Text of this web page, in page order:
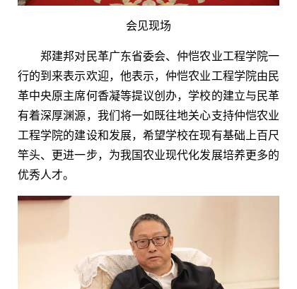
会见现场
郑建邦对民革广东省委会、仲恺农业工程学院一
行的到来表示欢迎，他表示，仲恺农业工程学院由民
革中央原主席何香凝等提议创办，学校的建立与民革
有着深厚渊源，我们将一如既往地关心支持仲恺农业
工程学院的建设和发展，希望学校在现有基础上百尺
竿头、更进一步，为我国农业现代化发展培养更多的
优秀人才。